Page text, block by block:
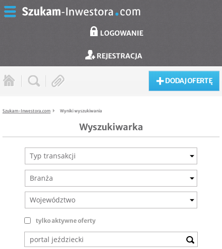
LOGOWANIE
REJESTRACJA
DODAJ OFERTĘ
Szukam-Inwestora.com Wyniki wyszukiwania
Wyszukiwarka
Typ transakcji
Branża
Województwo
tylko aktywne oferty